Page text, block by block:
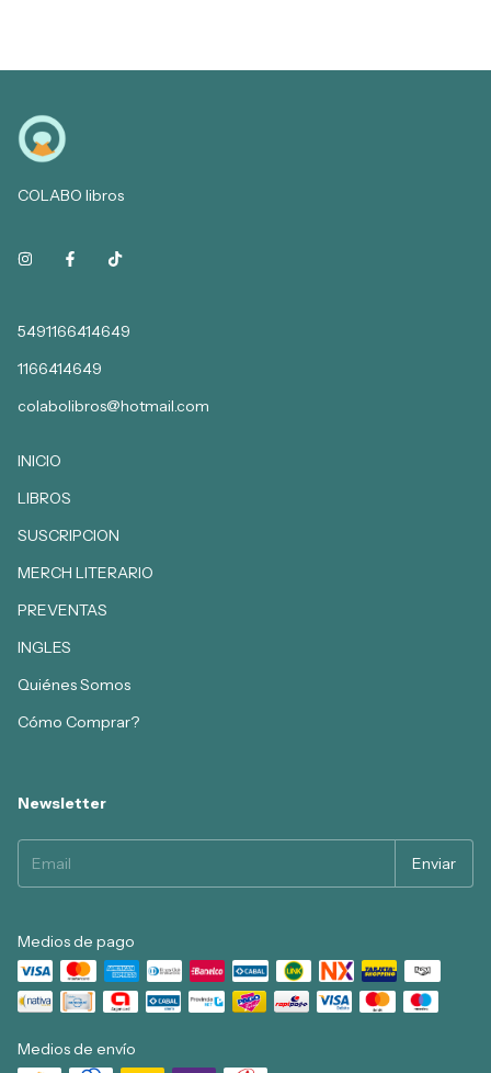
COLABO libros
5491166414649
1166414649
colabolibros@hotmail.com
INICIO
LIBROS
SUSCRIPCION
MERCH LITERARIO
PREVENTAS
INGLES
Quiénes Somos
Cómo Comprar?
Newsletter
Medios de pago
Medios de envío